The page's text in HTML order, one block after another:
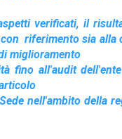
verificati, il
riferimento sia alla
miglioramento
fino all'audit
nell'ambito della